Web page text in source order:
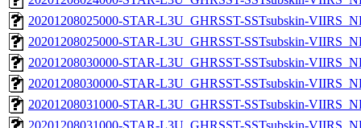
20201208025000-STAR-L3U_GHRSST-SSTsubskin-
20201208025000-STAR-L3U_GHRSST-SSTsubskin-
20201208030000-STAR-L3U_GHRSST-SSTsubskin-
20201208030000-STAR-L3U_GHRSST-SSTsubskin-
20201208031000-STAR-L3U_GHRSST-SSTsubskin-